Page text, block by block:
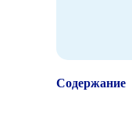
Содержание